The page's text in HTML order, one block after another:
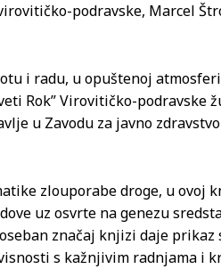
podravske, Marcel
i radu, u opuštenoj
Rok” Virovitičko-
u Zavodu za javno
zlouporabe droge, u
uz osvrte na genezu
značaj knjizi daje
s kažnjivim radnjama i